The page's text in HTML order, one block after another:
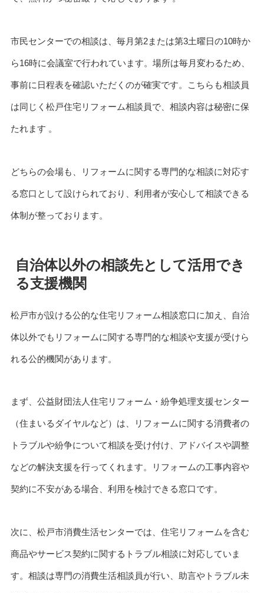
市民センターでの相談は、毎月第2または第3土曜日の10時か
ら16時に会議室で行われています。場所は毎月変わるため、
事前に日程表を確認いただくのが確実です。こちらも相談員
は同じく松戸住宅リフォーム相談員で、相談内容は秘密に保
たれます 。
どちらの会場も、リフォームに関する専門的な相談に対応す
る窓口として設けられており、利用者が安心して相談できる
体制が整っております。
自治体以外の相談先として活用でき
る支援機関
松戸市が設ける公的な住宅リフォーム相談窓口に加え、自治
体以外でもリフォームに関する専門的な相談や支援が受けら
れる公的機関があります。
まず、公益財団法人住宅リフォーム・紛争処理支援センター
（住まいるダイヤルなど）は、リフォームに関する消費者の
トラブルや紛争について相談を受け付け、アドバイスや調整
などの解決支援を行ってくれます。リフォームの工事内容や
契約に不安がある場合、利用を検討できる窓口です。
次に、松戸市消費生活センターでは、住宅リフォームを含む
商品やサービス契約に関するトラブル相談に対応していま
す。相談は専門の消費生活相談員が行い、助言やトラブル未